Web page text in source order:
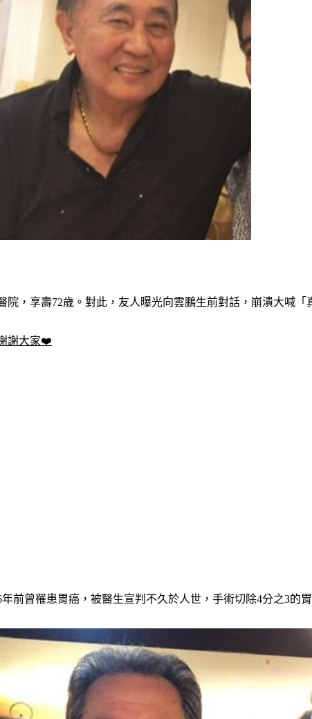
，享壽72歲。對此，友人曝光向雲鵬生前對話，崩潰大喊「
謝大家❤️
前曾罹患胃癌，被醫生宣判不久於人世，手術切除4分之3的